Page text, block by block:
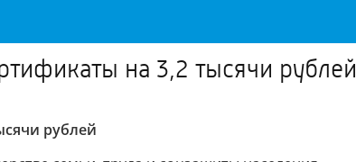
на 3,2 тысячи рублей
рублей